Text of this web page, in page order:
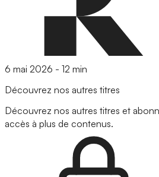
6 mai 2026 - 12 min
Découvrez nos autres titres
Découvrez nos autres titres et
accès à plus de contenus.